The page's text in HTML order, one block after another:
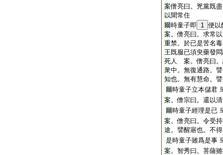
案僧亮曰。兇黨既
以聞常住
爾時童子即
1 便
案。僧亮曰。求常
重禁。於已是苦名
王既服已須臾藥發
死人 案。僧亮曰。
衆中。無復通路。
知也。無有慧命。
爾時童子立本儲君
案。僧宗曰。還以
爾時童子經理是已
案。僧亮曰。令受
途。譬醒寤也。不
是時童子雖爲是事
案。智秀曰。菩薩